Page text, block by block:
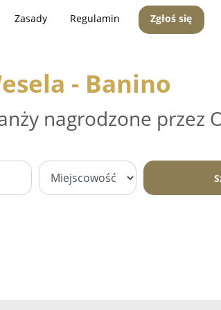
Zasady Regulamin Zgłoś się
- Banino
nagrodzone przez